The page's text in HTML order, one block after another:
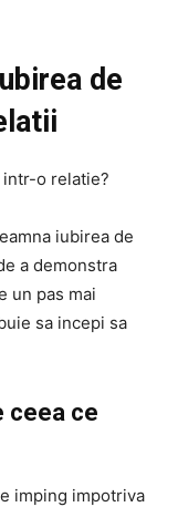
de
o relatie?
iubirea de
a demonstra
un pas mai
sa incepi sa
ceea ce
imping impotriva